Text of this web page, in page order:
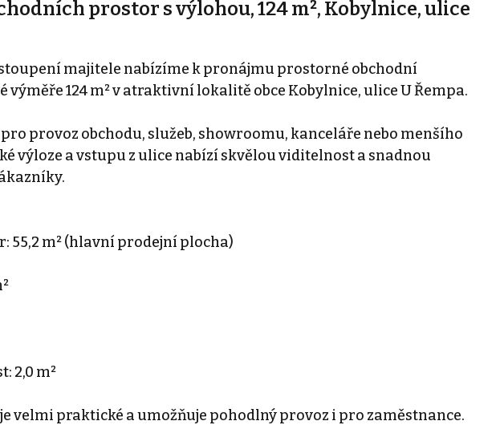
prostor s výlohou, 124 m², Kobylnice, ulice
majitele nabízíme k pronájmu prostorné obchodní
výměře 124 m² v atraktivní lokalitě obce Kobylnice, ulice U Řempa.
provoz obchodu, služeb, showroomu, kanceláře nebo menšího
výloze a vstupu z ulice nabízí skvělou viditelnost a snadnou
55,2 m² (hlavní prodejní plocha)
2,0 m²
velmi praktické a umožňuje pohodlný provoz i pro zaměstnance.